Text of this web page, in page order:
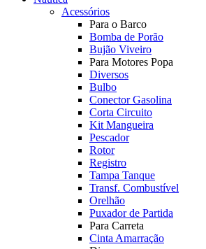
Acessórios
Para o Barco
Bomba de Porão
Bujão Viveiro
Para Motores Popa
Diversos
Bulbo
Conector Gasolina
Corta Circuito
Kit Mangueira
Pescador
Rotor
Registro
Tampa Tanque
Transf. Combustível
Orelhão
Puxador de Partida
Para Carreta
Cinta Amarração